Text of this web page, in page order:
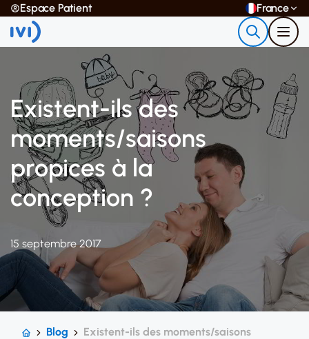
Espace Patient France
Existent-ils des
moments/saisons
propices à la
conception ?
15 septembre 2017
Blog
Existent-ils des moments/saisons